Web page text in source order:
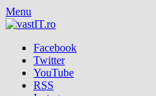
Menu
Facebook
Twitter
YouTube
RSS